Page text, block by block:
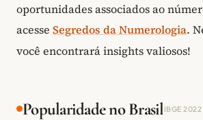
oportunidades associados ao
acesse Segredos da Numerologia.
você encontrará insights valiosos!
Popularidade no BrasilIBGE 2022